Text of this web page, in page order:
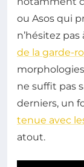
ou Asos qui
n’hésitez
de la garde-
ne suffit pas
derniers, un
tenue avec
atout.